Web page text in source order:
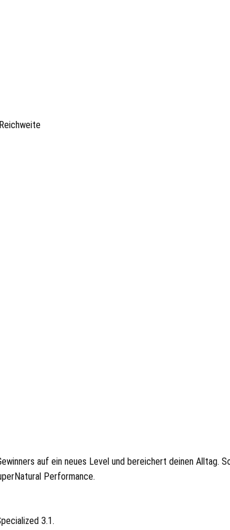
auf ein neues Level und bereichert deinen Alltag.
Performance.
3.1.